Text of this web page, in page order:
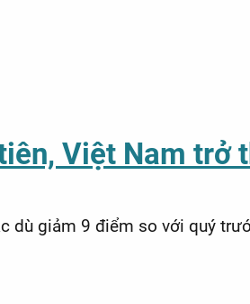
Việt Nam trở
dù giảm 9 điểm so với quý